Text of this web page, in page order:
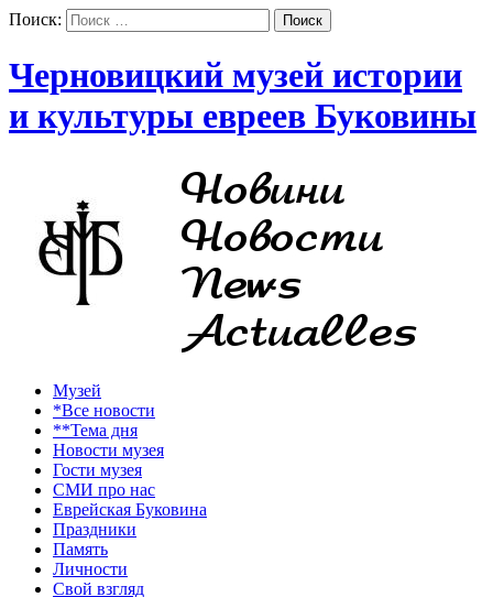
Поиск:
Черновицкий музей истории
и культуры евреев Буковины
Музей
*Все новости
**Тема дня
Новости музея
Гости музея
СМИ про нас
Еврейская Буковина
Праздники
Память
Личности
Свой взгляд